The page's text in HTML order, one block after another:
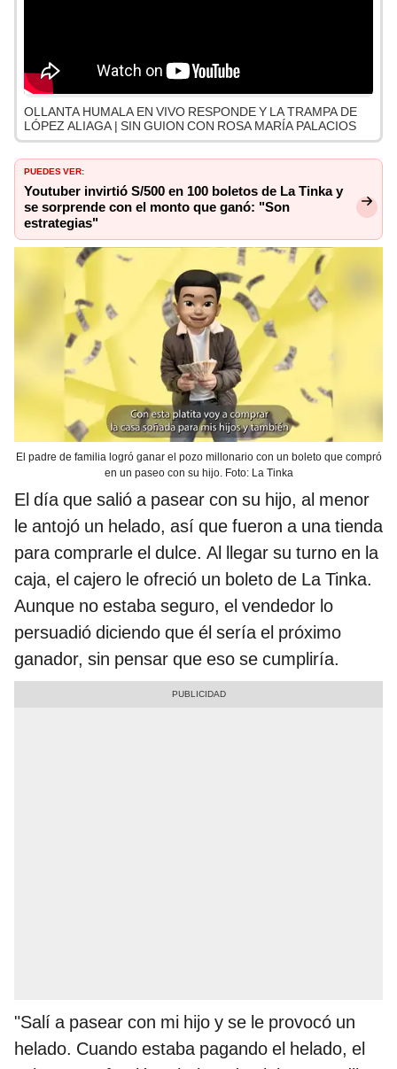
OLLANTA HUMALA EN VIVO RESPONDE Y LA TRAMPA DE
LÓPEZ ALIAGA | SIN GUION CON ROSA MARÍA PALACIOS
PUEDES VER:
Youtuber invirtió S/500 en 100 boletos de La Tinka y
se sorprende con el monto que ganó: "Son
estrategias"
El padre de familia logró ganar el pozo millonario con un boleto que compró
en un paseo con su hijo. Foto: La Tinka
El día que salió a pasear con su hijo, al menor
le antojó un helado, así que fueron a una tienda
para comprarle el dulce. Al llegar su turno en la
caja, el cajero le ofreció un boleto de La Tinka.
Aunque no estaba seguro, el vendedor lo
persuadió diciendo que él sería el próximo
ganador, sin pensar que eso se cumpliría.
"Salí a pasear con mi hijo y se le provocó un
helado. Cuando estaba pagando el helado, el